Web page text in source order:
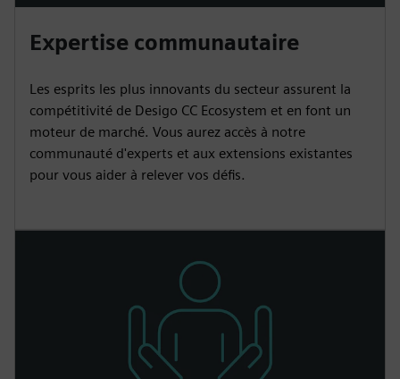
Expertise communautaire
Les esprits les plus innovants du secteur assurent la
compétitivité de Desigo CC Ecosystem et en font un
moteur de marché. Vous aurez accès à notre
communauté d'experts et aux extensions existantes
pour vous aider à relever vos défis.